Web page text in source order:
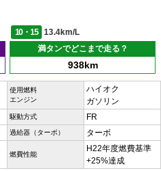
10・15
13.4km/L
満タンでどこまで走る？
938km
使用燃料
エンジン
ハイオク
ガソリン
駆動方式 FR
過給器（ターボ） ターボ
燃費性能
H22年度燃費基準
+25%達成